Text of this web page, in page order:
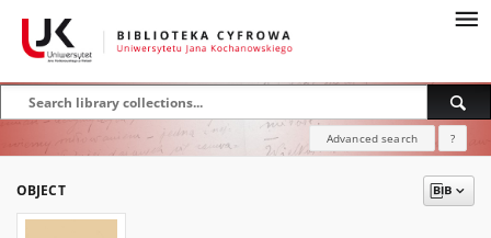
Advanced search ?
OBJECT